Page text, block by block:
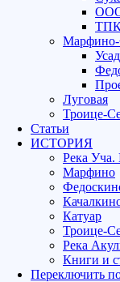
ООО
ТПК
Луговая
Троице-
Статьи
ИСТОРИЯ
Река Уча.
Марфино
Катуар
Троице-
Река
Книги и
Переключить